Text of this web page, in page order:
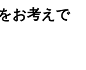
お考えで